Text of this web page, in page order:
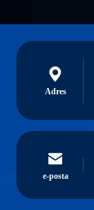
Adres
e-posta